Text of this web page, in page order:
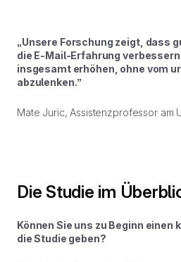
„Unsere Forschung zeigt, dass
die E-Mail-Erfahrung
insgesamt erhöhen, ohne vom
abzulenken.”
Mate Juric, Assistenzprofessor am
Die Studie im
Können Sie uns zu Beginn einen
die Studie geben?